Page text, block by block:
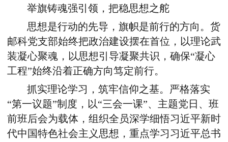
举旗铸魂强引领，把稳思想之舵
思想是行动的先导，旗帜是前行的方向。货
邮科党支部始终把政治建设摆在首位，以理论武
装凝心聚魂，以思想引导凝聚共识，确保“凝心
工程”始终沿着正确方向笃定前行。
抓实理论学习，筑牢信仰之基。严格落实
“第一议题”制度，以“三会一课”、主题党日、班
前班后会为载体，组织全员深学细悟习近平新时
代中国特色社会主义思想，重点学习习近平总书